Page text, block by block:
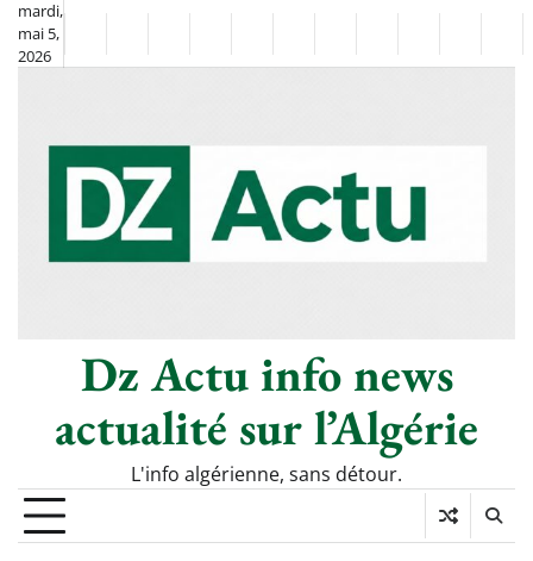
Skip
content
mardi,
mai 5,
2026
FlashSportclasséDiasporaChronique
–
Le
Thé
SociétéCultureMondeÉconomie
Tech
Dz Actu info news
actualité sur l’Algérie
L'info algérienne, sans détour.